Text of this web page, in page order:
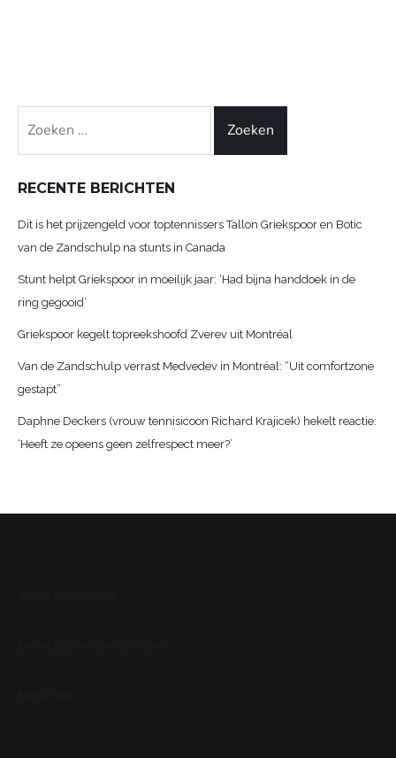
naar:
RECENTE BERICHTEN
Dit is het prijzengeld voor toptennissers Tallon Griekspoor en Botic
van de Zandschulp na stunts in Canada
Stunt helpt Griekspoor in moeilijk jaar: ‘Had bijna handdoek in de
ring gegooid’
Griekspoor kegelt topreekshoofd Zverev uit Montréal
Van de Zandschulp verrast Medvedev in Montréal: “Uit comfortzone
gestapt”
Daphne Deckers (vrouw tennisicoon Richard Krajicek) hekelt reactie:
‘Heeft ze opeens geen zelfrespect meer?’